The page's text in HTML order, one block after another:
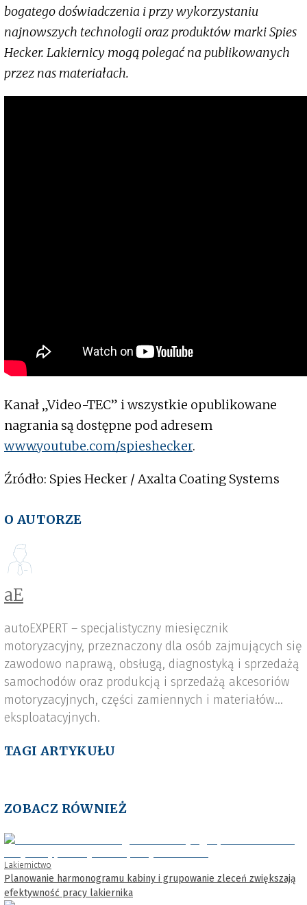
bogatego doświadczenia i przy wykorzystaniu
najnowszych technologii oraz produktów marki Spies
Hecker. Lakiernicy mogą polegać na publikowanych
przez nas materiałach.
Kanał „Video-TEC” i wszystkie opublikowane
nagrania są dostępne pod adresem
www.youtube.com/spieshecker.
Źródło: Spies Hecker / Axalta Coating Systems
O AUTORZE
aE
autoEXPERT – specjalistyczny miesięcznik
motoryzacyjny, przeznaczony dla osób zajmujących się
zawodowo naprawą, obsługą, diagnostyką i sprzedażą
samochodów oraz produkcją i sprzedażą akcesoriów
motoryzacyjnych, części zamiennych i materiałów
eksploatacyjnych.
TAGI ARTYKUŁU
ZOBACZ RÓWNIEŻ
Lakiernictwo
Planowanie harmonogramu kabiny i grupowanie zleceń zwiększają
efektywność pracy lakiernika